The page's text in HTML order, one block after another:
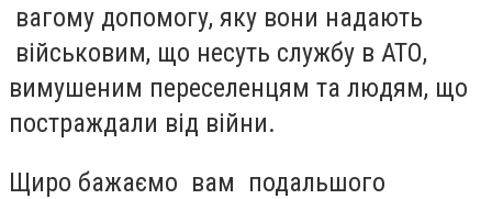
вагому допомогу, яку вони надають
військовим, що несуть службу в АТО,
вимушеним переселенцям та людям, що
постраждали від війни.
Щиро бажаємо вам подальшого